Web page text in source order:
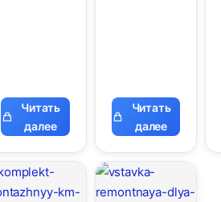
Читать
далее
Читать
далее